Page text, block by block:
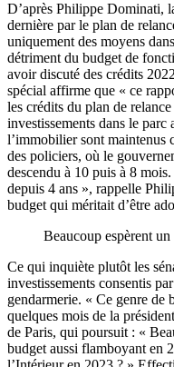
D’après Philippe Dominati,
dernière par le plan de
uniquement des moyens
détriment du budget de
avoir discuté des crédits
spécial affirme que « ce
les crédits du plan de
investissements dans le parc
l’immobilier sont maintenus
des policiers, où le
descendu à 10 puis à 8
depuis 4 ans », rappelle
budget qui méritait d’être
Beaucoup espèrent
Ce qui inquiète plutôt les
investissements consentis
gendarmerie. « Ce genre de
quelques mois de la
de Paris, qui poursuit : «
budget aussi flamboyant en